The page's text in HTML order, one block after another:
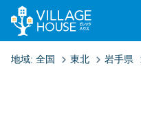
地域: 全国 東北 岩手県